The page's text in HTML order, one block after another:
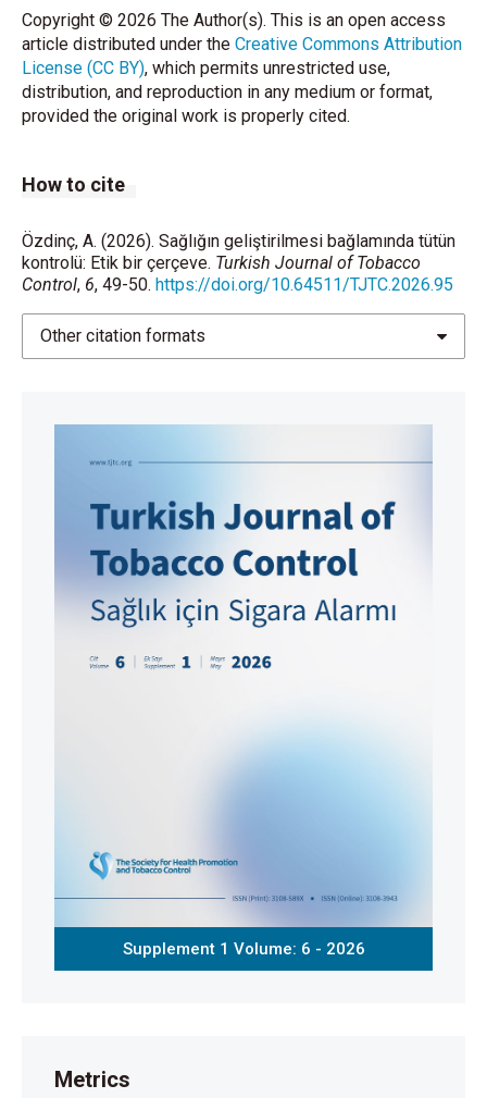
Copyright © 2026 The Author(s). This is an open access
article distributed under the Creative Commons Attribution
License (CC BY), which permits unrestricted use,
distribution, and reproduction in any medium or format,
provided the original work is properly cited.
How to cite
Özdinç, A. (2026). Sağlığın geliştirilmesi bağlamında tütün
kontrolü: Etik bir çerçeve. Turkish Journal of Tobacco
Control, 6, 49-50. https://doi.org/10.64511/TJTC.2026.95
Other citation formats
Supplement 1 Volume: 6 - 2026
Metrics